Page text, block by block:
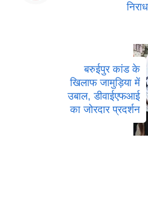
बरुईपुर कांड के
खिलाफ जामुड़िया में
उबाल, डीवाईएफआई
का जोरदार प्रदर्शन